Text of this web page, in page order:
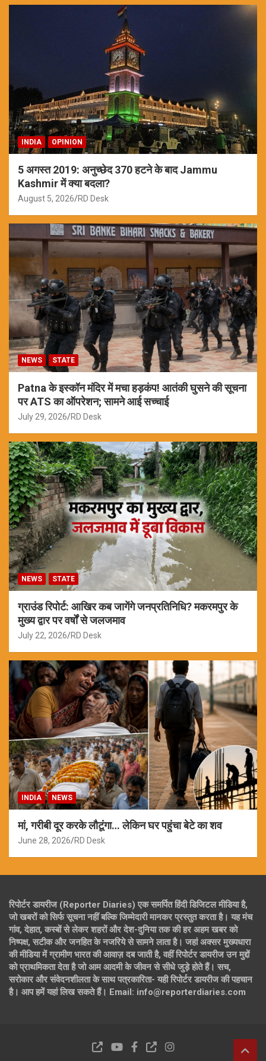
INDIA OPINION
5 अगस्त 2019: अनुच्छेद 370 हटने के बाद Jammu
Kashmir में क्या बदला?
August 5, 2026 RD Desk
NEWS STATE
Patna के इस्कॉन मंदिर में मचा हड़कंप! आतंकी घुसने की सूचना
पर ATS का ऑपरेशन; सामने आई सच्चाई
July 29, 2026 RD Desk
NEWS STATE
ग्राउंड रिपोर्ट: आखिर कब जागेंगे जनप्रतिनिधि? मकरमपुर के
मुख्य द्वार पर वर्षों से जलजमाव
July 22, 2026 RD Desk
INDIA NEWS
मां, गरीबी दूर करके लौटूंगा… लेकिन घर पहुंचा बेटे का शव
June 28, 2026 RD Desk
रिपोर्टर डायरीज (Reporter Diaries) एक समर्पित हिंदी डिजिटल मीडिया है,
जो खबरों को सिर्फ सूचना नहीं बल्कि जिम्मेदारी मानकर प्रस्तुत करता है। यह मंच
गांव, देहात, कस्बों से लेकर शहरों और देश-दुनिया तक की हर अहम खबर को
निष्पक्ष, सटीक और जनहित के नजरिये से सामने लाता है। जहां अक्सर मुख्यधारा
की मीडिया में ग्रामीण भारत की आवाज़ दब जाती है, वहीं रिपोर्टर डायरीज उन मुद्दों
को प्राथमिकता देता है जो आम आदमी के जीवन से सीधे जुड़े होते हैं। सच,
सरोकार और संवेदनशीलता के साथ पत्रकारिता- यही रिपोर्टर डायरीज की पहचान
है। आप हमें यहां लिख सकते हैं। Email: info@reporterdiaries.com